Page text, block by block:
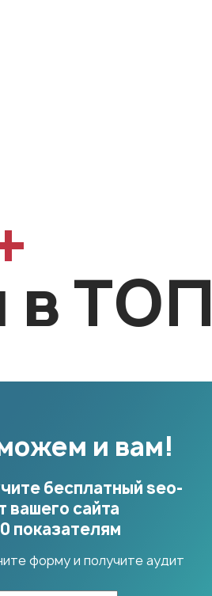
в ТОП
и вам!
бесплатный seo-
вашего сайта
показателям
форму и получите аудит